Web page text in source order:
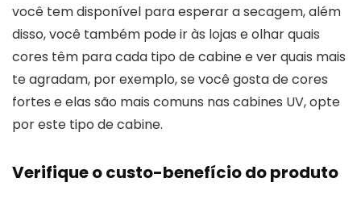
você tem disponível para esperar a secagem, além
disso, você também pode ir às lojas e olhar quais
cores têm para cada tipo de cabine e ver quais mais
te agradam, por exemplo, se você gosta de cores
fortes e elas são mais comuns nas cabines UV, opte
por este tipo de cabine.
Verifique o custo-benefício do produto